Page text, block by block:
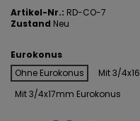
Artikel-Nr.: RD-CO-7
Zustand Neu
Eurokonus
Ohne Eurokonus
Mit 3/
Mit 3/4x17mm Eurokonus